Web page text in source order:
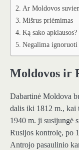
Ar Moldovos
Mišrus priėmimas
Ką sako apklausos?
Negalima ignoruoti
Moldovos ir
Dabartinė Moldova
dalis iki 1812 m., kai
1940 m. ji susijungė
Rusijos kontrolę, po
Antrojo pasaulinio